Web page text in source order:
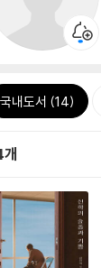
국내도서 (14)